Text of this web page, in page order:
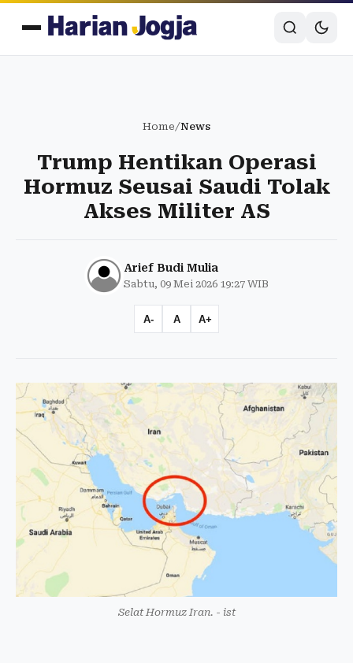
Home/News
Trump Hentikan Operasi
Hormuz Seusai Saudi Tolak
Akses Militer AS
Arief Budi Mulia
Sabtu, 09 Mei 2026 19:27 WIB
A- A A+
Selat Hormuz Iran. - ist